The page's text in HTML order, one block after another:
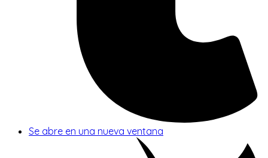
Se abre en una nueva ventana